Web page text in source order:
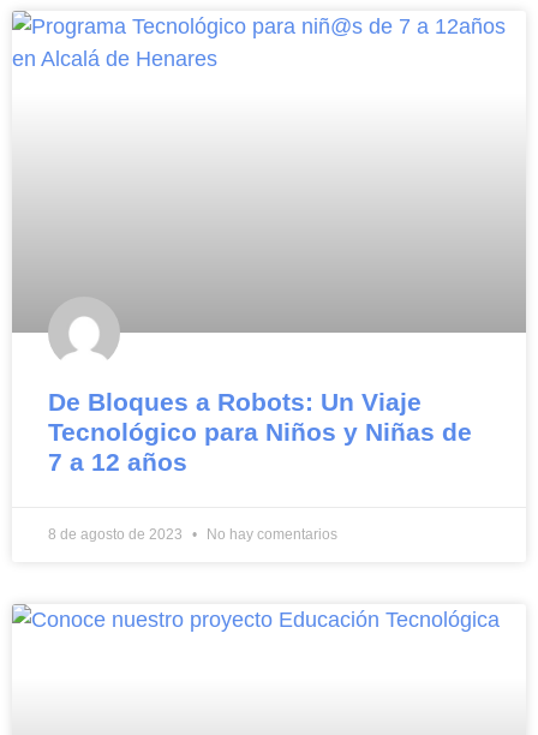
De Bloques a Robots: Un Viaje
Tecnológico para Niños y Niñas de
7 a 12 años
8 de agosto de 2023 No hay comentarios